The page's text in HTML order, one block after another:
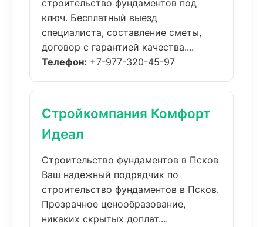
строительство фундаментов под
ключ. Бесплатный выезд
специалиста, составление сметы,
договор с гарантией качества....
Телефон: +7-977-320-45-97
Стройкомпания Комфорт
Идеал
Строительство фундаментов в Псков
Ваш надежный подрядчик по
строительство фундаментов в Псков.
Прозрачное ценообразование,
никаких скрытых доплат....